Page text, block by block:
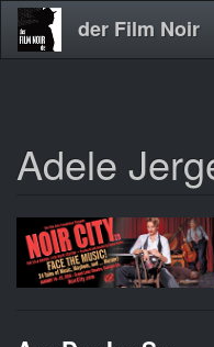
Direkt
zum
der Film Noir
Adele